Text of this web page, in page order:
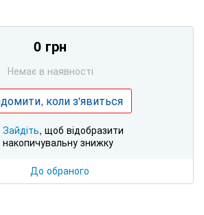
0 грн
Немає в наявності
коли з'явиться
Зайдіть, щоб відобразити
накопичувальну знижку
До обраного